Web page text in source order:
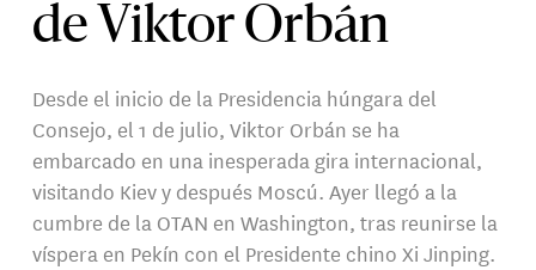
de Viktor Orbán
Desde el inicio de la Presidencia húngara del
Consejo, el 1 de julio, Viktor Orbán se ha
embarcado en una inesperada gira internacional,
visitando Kiev y después Moscú. Ayer llegó a la
cumbre de la OTAN en Washington, tras reunirse la
víspera en Pekín con el Presidente chino Xi Jinping.